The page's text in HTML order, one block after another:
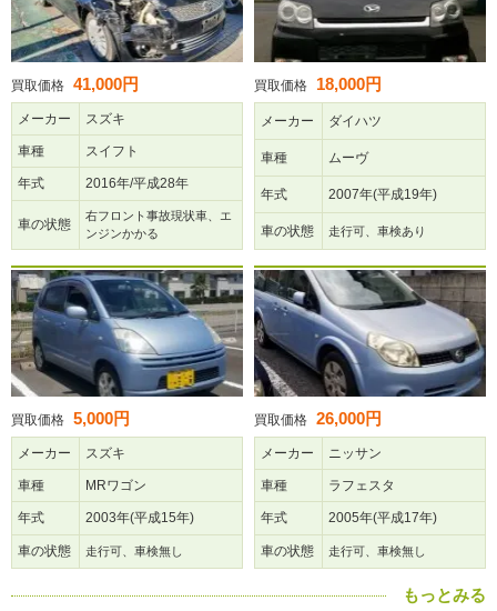
買取価格 41,000円
メーカー スズキ
車種 スイフト
年式 2016年/平成28年
車の状態
右フロント事故現状車、エ
ンジンかかる
買取価格 18,000円
メーカー ダイハツ
車種 ムーヴ
年式 2007年(平成19年)
車の状態 走行可、車検あり
買取価格 5,000円
メーカー スズキ
車種 MRワゴン
年式 2003年(平成15年)
車の状態 走行可、車検無し
買取価格 26,000円
メーカー ニッサン
車種 ラフェスタ
年式 2005年(平成17年)
車の状態 走行可、車検無し
もっとみる